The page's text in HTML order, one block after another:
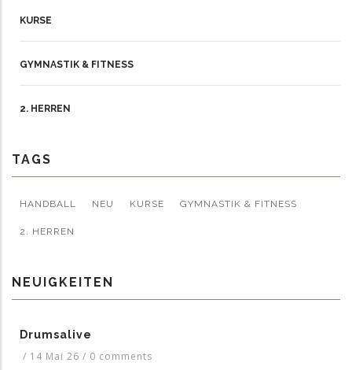
KURSE
GYMNASTIK & FITNESS
2. HERREN
TAGS
HANDBALL NEU KURSE GYMNASTIK & FITNESS
2. HERREN
NEUIGKEITEN
Drumsalive
/ 14 Mai 26 / 0 comments